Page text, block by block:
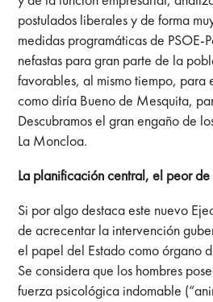
postulados liberales y de forma
medidas programáticas de PSOE-
nefastas para gran parte de la
favorables, al mismo tiempo,
como diría Bueno de Mesquita,
Descubramos el gran engaño de
La Moncloa.
La planificación central, el peor de
Si por algo destaca este nuevo
de acrecentar la intervención
el papel del Estado como órgano
Se considera que los hombres
fuerza psicológica indomable